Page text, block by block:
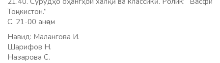
Тоҷикистон.”
С. 21-00 анҷом
Навид: Малангова И.
Шарифов Н.
Назарова С.